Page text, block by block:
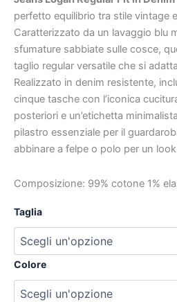
perfetto equilibrio tra stile vintage
Caratterizzato da un lavaggio blu
sfumature sabbiate sulle cosce,
taglio regular versatile che si
Realizzato in denim resistente,
cinque tasche con l’iconica
posteriori e un’etichetta
pilastro essenziale per il
abbinare a felpe o polo per un
Composizione: 99% cotone 1%
Taglia
Colore